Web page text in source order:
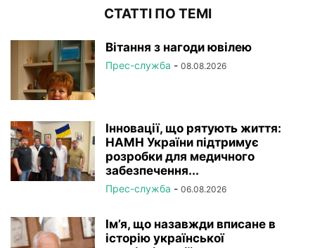
СТАТТІ ПО ТЕМІ
Вітання з нагоди ювілею
Прес-служба - 08.08.2026
Інновації, що рятують життя:
НАМН України підтримує
розробки для медичного
забезпечення...
Прес-служба - 06.08.2026
Ім’я, що назавжди вписане в
історію української